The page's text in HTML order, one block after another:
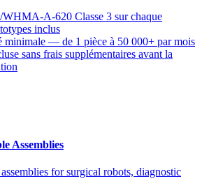
A-620 Classe 3 sur chaque
inclus
minimale — de 1 pièce à 50 000+ par mois
sans frais supplémentaires avant la
Assemblies
for surgical robots, diagnostic